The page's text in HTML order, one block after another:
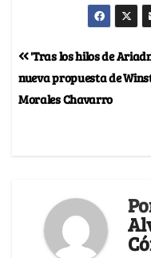
'Tras los hilos de
nueva propuesta de
Morales Chavarro